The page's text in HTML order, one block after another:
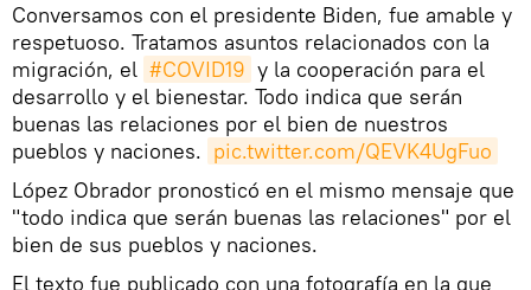
Conversamos con el presidente Biden, fue amable y
respetuoso. Tratamos asuntos relacionados con la
migración, el #COVID19 y la cooperación para el
desarrollo y el bienestar. Todo indica que serán
buenas las relaciones por el bien de nuestros
pueblos y naciones. pic.twitter.com/QEVK4UgFuo
López Obrador pronosticó en el mismo mensaje que
"todo indica que serán buenas las relaciones" por el
bien de sus pueblos y naciones.
El texto fue publicado con una fotografía en la que